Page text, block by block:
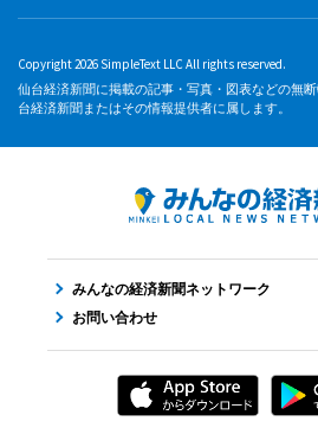
Copyright 2026 SimpleText LLC All rights reserved.
仙台経済新聞に掲載の記事・写真・図表などの無
台経済新聞またはその情報提供者に属します。
みんなの経済新聞ネットワーク
お問い合わせ